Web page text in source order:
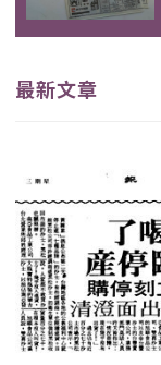
最新文章